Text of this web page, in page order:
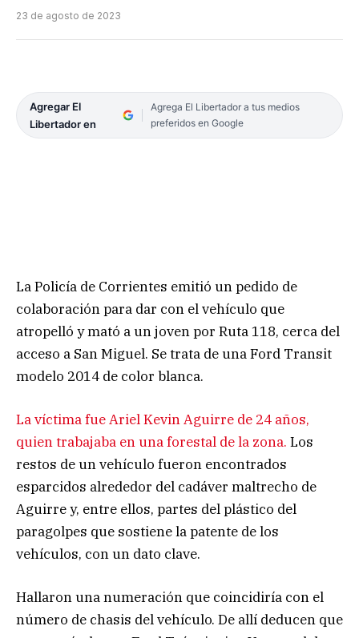
23 de agosto de 2023
Agregar El
Libertador en
Agrega El Libertador a tus medios
preferidos en Google
La Policía de Corrientes emitió un pedido de
colaboración para dar con el vehículo que
atropelló y mató a un joven por Ruta 118, cerca del
acceso a San Miguel. Se trata de una Ford Transit
modelo 2014 de color blanca.
La víctima fue Ariel Kevin Aguirre de 24 años,
quien trabajaba en una forestal de la zona. Los
restos de un vehículo fueron encontrados
esparcidos alrededor del cadáver maltrecho de
Aguirre y, entre ellos, partes del plástico del
paragolpes que sostiene la patente de los
vehículos, con un dato clave.
Hallaron una numeración que coincidiría con el
número de chasis del vehículo. De allí deducen que